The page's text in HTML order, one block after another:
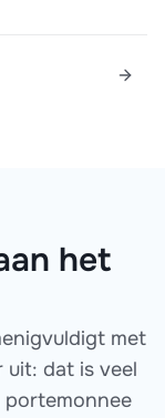
het
met
uit: dat is veel
portemonnee